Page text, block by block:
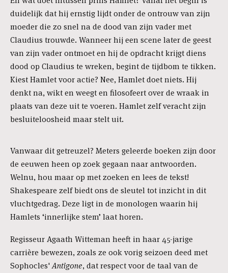
duidelijk dat hij ernstig lijdt onder de ontrouw van zijn
moeder die zo snel na de dood van zijn vader met
Claudius trouwde. Wanneer hij een scene later de geest
van zijn vader ontmoet en hij de opdracht krijgt diens
dood op Claudius te wreken, begint de tijdbom te tikken.
Kiest Hamlet voor actie? Nee, Hamlet doet niets. Hij
denkt na, wikt en weegt en filosofeert over de wraak in
plaats van deze uit te voeren. Hamlet zelf veracht zijn
besluiteloosheid maar stelt uit.
Vanwaar dit getreuzel? Meters geleerde boeken zijn door
de eeuwen heen op zoek gegaan naar antwoorden.
Welnu, hou maar op met zoeken en lees de tekst!
Shakespeare zelf biedt ons de sleutel tot inzicht in dit
vluchtgedrag. Deze ligt in de monologen waarin hij
Hamlets ‘innerlijke stem’ laat horen.
Regisseur Agaath Witteman heeft in haar 45-jarige
carrière bewezen, zoals ze ook vorig seizoen deed met
Sophocles'Antigone, dat respect voor de taal van de